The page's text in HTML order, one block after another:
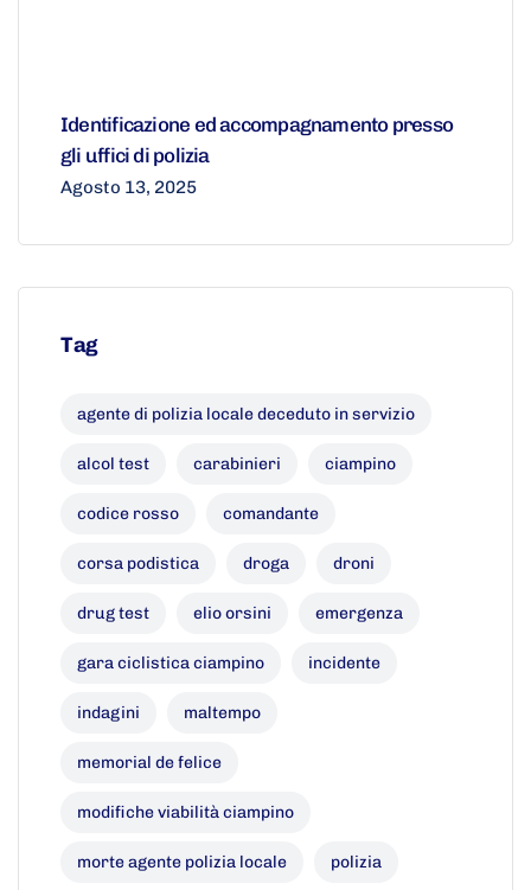
Identificazione ed accompagnamento presso
gli uffici di polizia
Agosto 13, 2025
Tag
agente di polizia locale deceduto in servizio
alcol test carabinieri ciampino
codice rosso comandante
corsa podistica droga droni
drug test elio orsini emergenza
gara ciclistica ciampino incidente
indagini maltempo
memorial de felice
modifiche viabilità ciampino
morte agente polizia locale polizia